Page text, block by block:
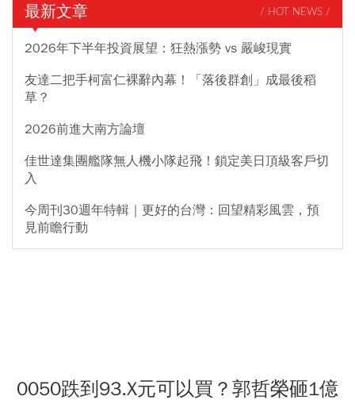
最新文章 / HOT NEWS /
2026年下半年投資展望：狂熱漲勢 vs 嚴峻現實
友達二把手柯富仁裸辭內幕！「落後群創」成最後稻
草？
2026前進大南方論壇
佳世達集團艦隊無人機小隊起飛！鎖定美日頂級客戶切
入
今周刊30週年特輯｜更好的台灣：回望精彩風雲，預
見前瞻行動
0050跌到93.X元可以買？郭哲榮砸1億